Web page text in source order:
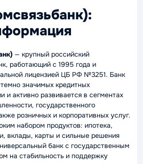
— крупный российский
работающий с 1995 года и
лицензией ЦБ РФ №3251. Банк
значимых кредитных
и активно развивается в сегментах
государственного
розничных и корпоративных услуг.
набором продуктов: ипотека,
вклады, карты и сильные решения
банк с государственным
на стабильность и поддержку